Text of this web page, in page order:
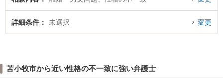
詳細条件 未選択 変更
苫小牧市から近い性格の不一致に強い弁護士